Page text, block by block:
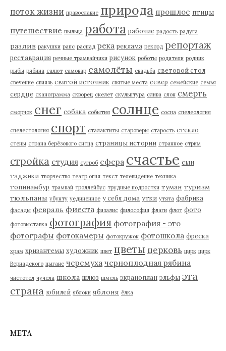
поток жизни православие природа прошлое птицы
путешествие пыльца работа рабочие радость радуга
разлив ракушки рапс распад река реклама рекорд репортаж
реставрация речные трамвайчики рисунок роботы родители родник
рыбы рябина салют самовар самолёты свадьба световой стол
свечение свиязь святой источник святые места север семейские семья
сердце сканограмма скворец скелет скульптура слива слон смерть
сморчок снег собака события солнце сосна спелеология
спелестология спорт сталактиты староверы старость стекло
стены страна берёзового ситца страницы истории странное стрим
стройка студия сугроб сфера счастье сын
таджики творчество театр огня текст телевидение техника
топинамбур трамвай троллейбус трудные подростки туман туризм
тюльпаны убунту уединенное у себя дома утки утята фабрика
фасады февраль фиеста физалис философия флаги флот фото
фотовыставка фотография фотография - это
фотографы фотокамеры фотокружок фотошкола фреска
храм хризантемы художник цвет цветы церковь цирк цирк
Вернадского цыгане черемуха черноплодная рябина
чистотел чучела школа шлюз шмель экраноплан эльфы эта
страна юбилей яблоки яблоня ёлка
МЕТА